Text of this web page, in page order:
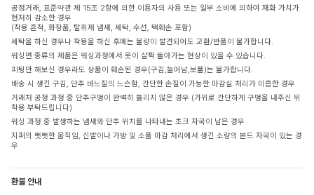
공정거래, 표준약관 제 15조 2항에 의한 이용자의 사용 또는 일부 소비에 의하여 재화 가치가
현저히 감소한 경우
(착용 흔적, 화장품, 탈취제 냄새, 세탁, 수선, 택훼손 포함)
세탁을 하신 경우나 착용을 하신 후에는 불량이 발견되어도 교환/반품이 불가합니다.
워싱면 종류의 제품은 워싱과정에서 옷이 살짝 돌아가는 현상이 있을 수 있습니다.
피팅만 해보신 경우라도 상품이 훼손된 경우(구김,늘어남,보풀)는 불가합니다.
배송 시 생긴 구김, 단추 바느질의 느슨함, 간단한 손질이 가능한 마감실 처리가 미흡한 경우
거래처 공정 과정 중 단추구멍이 완벽히 뚫리지 않은 경우 (가위로 간단하게 구멍을 내주신 뒤
착용 부탁드립니다)
워싱 과정 중 발생하는 냄새와 단추 위치를 나타내는 초크 자국이 남은 경우
지퍼의 뻣뻣한 움직임, 신발이나 가방 및 소품 마감 처리에서 생긴 소량의 본드 자국이 있는 경
우
환불 안내